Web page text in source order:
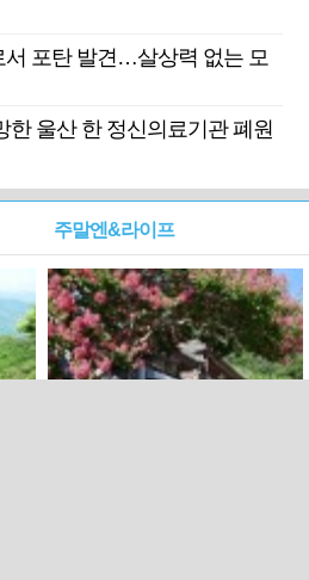
서 포탄 발견…살상력 없는 모
한 울산 한 정신의료기관 폐원
주말엔&라이프